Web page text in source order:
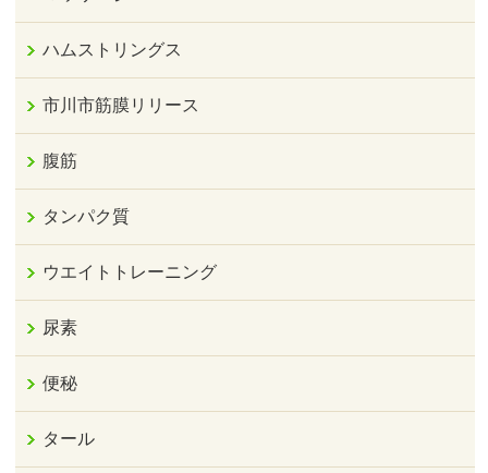
ハムストリングス
市川市筋膜リリース
腹筋
タンパク質
ウエイトトレーニング
尿素
便秘
タール